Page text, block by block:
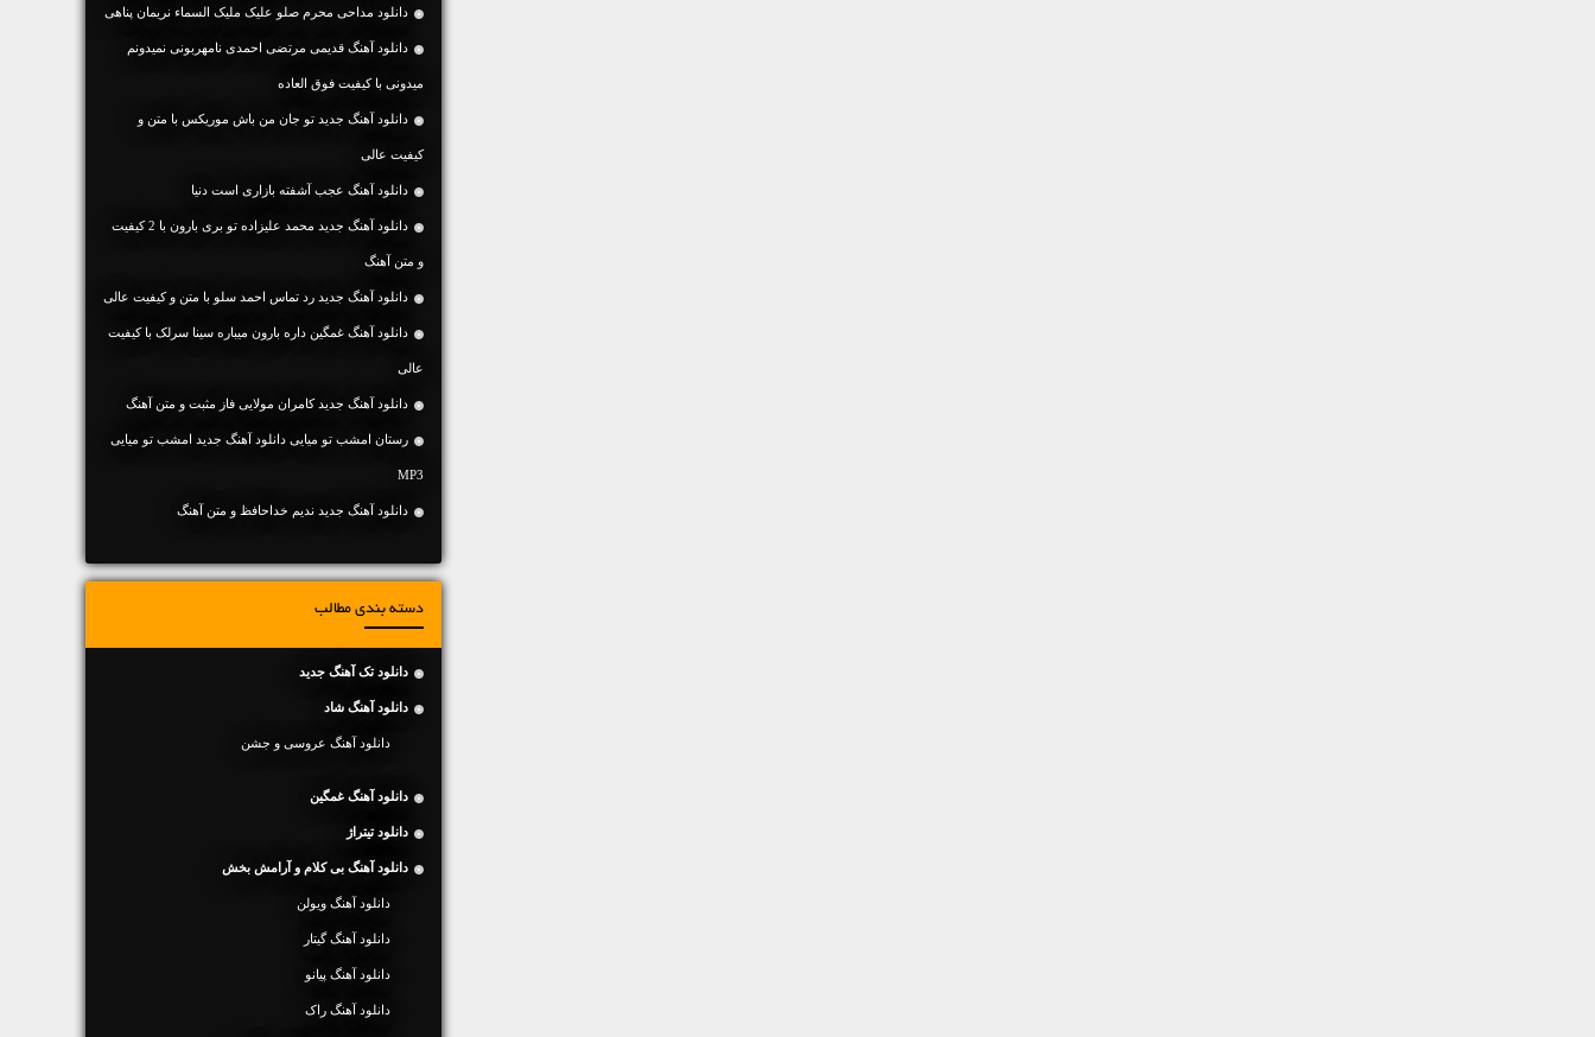
دانلود مداحی محرم صلو علیک ملیک السماء نریمان پناهی
دانلود آهنگ قدیمی مرتضی احمدی نامهربونی نمیدونم
میدونی با کیفیت فوق العاده
دانلود آهنگ جديد تو جان من باش موریکس با متن و
کیفیت عالی
دانلود آهنگ عجب آشفته بازاری است دنیا
دانلود آهنگ جديد محمد علیزاده تو بری بارون با 2 کیفیت
و متن آهنگ
دانلود آهنگ جديد رد تماس احمد سلو با متن و کیفیت عالی
دانلود آهنگ غمگین داره بارون میباره سینا سرلک با کیفیت
عالی
دانلود آهنگ جديد کامران مولایی فاز مثبت و متن آهنگ
رستان امشب تو میایی دانلود آهنگ جدید امشب تو میایی
MP3
دانلود آهنگ جديد ندیم خداحافظ و متن آهنگ
دسته بندی مطالب
دانلود تک آهنگ جدید
دانلود آهنگ شاد
دانلود آهنگ عروسی و جشن
دانلود آهنگ غمگین
دانلود تیتراژ
دانلود آهنگ بی کلام و آرامش بخش
دانلود آهنگ ویولن
دانلود آهنگ گیتار
دانلود آهنگ پیانو
دانلود آهنگ راک